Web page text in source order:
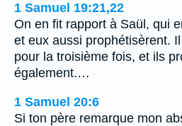
1 Samuel 19:21,22
On en fit rapport à Saül, qui
et eux aussi prophétisèrent.
pour la troisième fois, et ils
également.…
1 Samuel 20:6
Si ton père remarque mon